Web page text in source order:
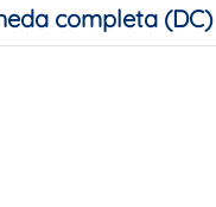
completa (DC)